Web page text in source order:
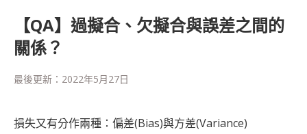
每週一次的線上助教時間！
people_alt 77
【QA】過擬合、欠擬合與誤差之間的
關係？
最後更新： 2022年5月27日
損失又有分作兩種：偏差(Bias)與方差(Variance)